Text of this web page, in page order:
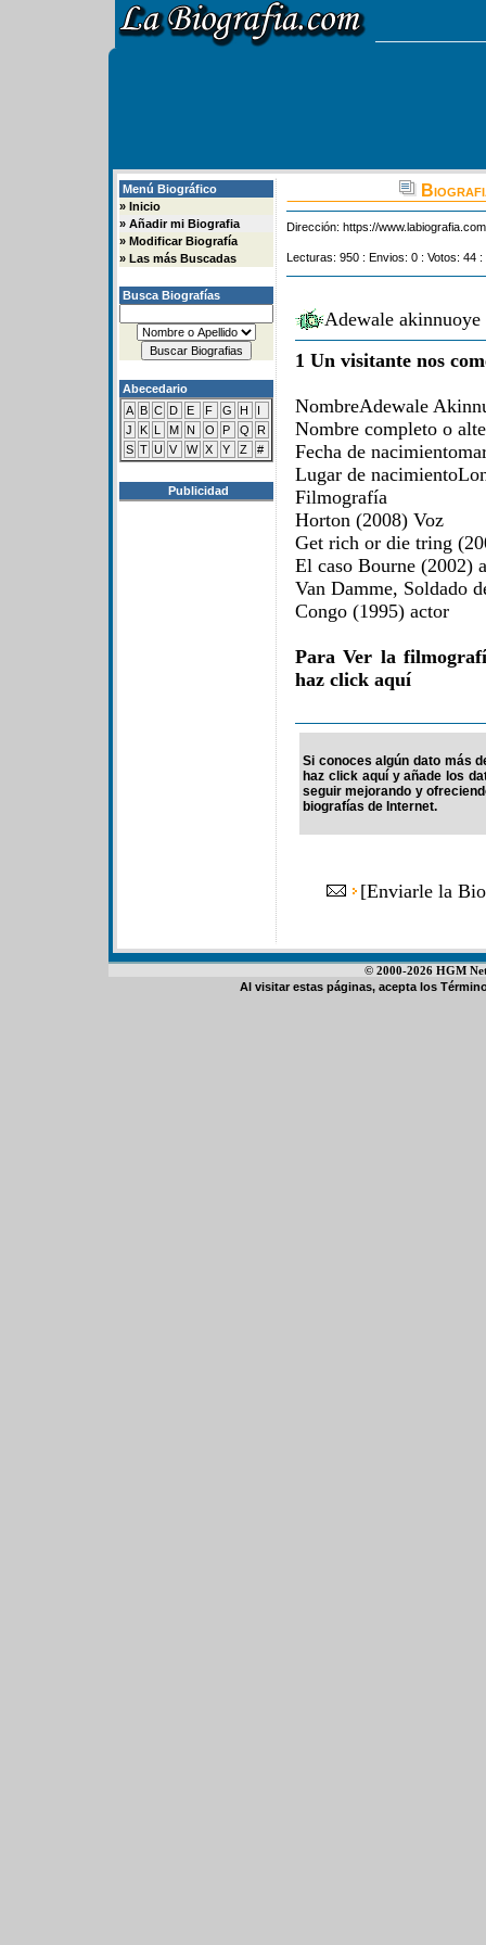
Menú Biográfico
» Inicio
» Añadir mi Biografia
» Modificar Biografía
» Las más Buscadas
Busca Biografías
Abecedario
A B C D E F G H
I
J
K L M N O P Q
R
S T U V W X Y Z #
Publicidad
Dirección: https://
Lecturas: 950 : Envios: 0 : Votos: 44
Adewale
1 Un visitante nos
NombreAdewale
Nombre completo o
Fecha de
Lugar de
Filmografía
Horton (2008) Voz
Get rich or die tring
El caso Bourne (2002)
Van Damme, Soldado
Congo (1995) actor
Para Ver la
haz click aquí
Si conoces algún dato más
haz click aquí y añade los
seguir mejorando y
biografías de Internet.
[Enviarle la
© 2000-2026 HGM
Al visitar estas páginas, acepta los